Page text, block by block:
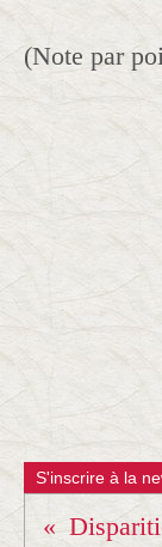
(Note par
S'inscrire à la